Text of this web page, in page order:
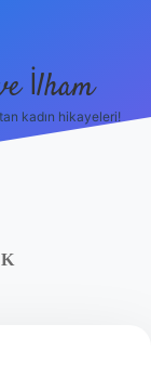
İlham
kadın hikayeleri!